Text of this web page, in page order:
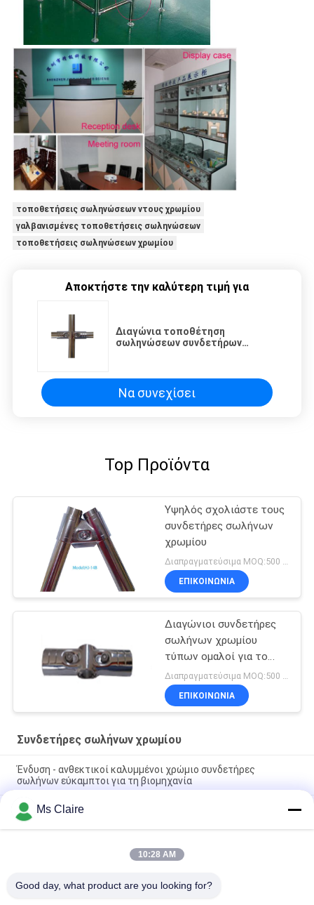
τοποθετήσεις σωληνώσεων ντους χρωμίου
γαλβανισμένες τοποθετήσεις σωληνώσεων
τοποθετήσεις σωληνώσεων χρωμίου
Αποκτήστε την καλύτερη τιμή για
Διαγώνια τοποθέτηση
σωληνώσεων συνδετήρων
Να συνεχίσει
Top Προϊόντα
Υψηλός σχολιάστε τους
συνδετήρες σωλήνων
χρωμίου
ΕΠΙΚΟΙΝΩΝΊΑ
Διαγώνιοι συνδετήρες
σωλήνων χρωμίου
τύπων ομαλοί για το
σωλήνα 28mm
ΕΠΙΚΟΙΝΩΝΊΑ
Συνδετήρες σωλήνων χρωμίου
Ένδυση - ανθεκτικοί καλυμμένοι χρώμιο συνδετήρες
σωλήνων εύκαμπτοι για τη βιομηχανία
Συνδετήρες σωλήνων χρωμίου υψηλής έντασης,
βιομηχανικές τοποθετήσεις σωληνώσεων 2,5 χιλ. hj-6D
Τοποθετήσεις σωληνώσεων χρωμίου που γυαλίζουν τις
βιομηχανικές τοποθετήσεις σωληνώσεων χρωμίου Eco
Ms Claire
10:28 AM
Good day, what product are you looking for?